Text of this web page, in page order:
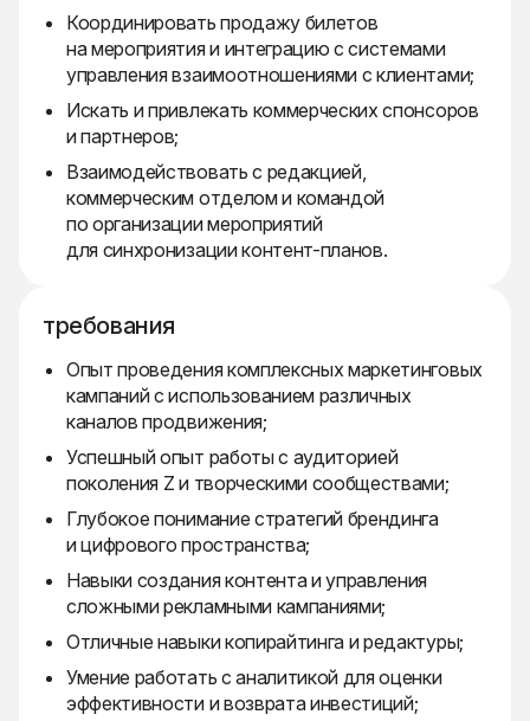
Координировать продажу билетов
на мероприятия и интеграцию с системами
управления взаимоотношениями с клиентами;
Искать и привлекать коммерческих спонсоров
и партнеров;
Взаимодействовать с редакцией,
коммерческим отделом и командой
по организации мероприятий
для синхронизации контент-планов.
требования
Опыт проведения комплексных маркетинговых
кампаний с использованием различных
каналов продвижения;
Успешный опыт работы с аудиторией
поколения Z и творческими сообществами;
Глубокое понимание стратегий брендинга
и цифрового пространства;
Навыки создания контента и управления
сложными рекламными кампаниями;
Отличные навыки копирайтинга и редактуры;
Умение работать с аналитикой для оценки
эффективности и возврата инвестиций;